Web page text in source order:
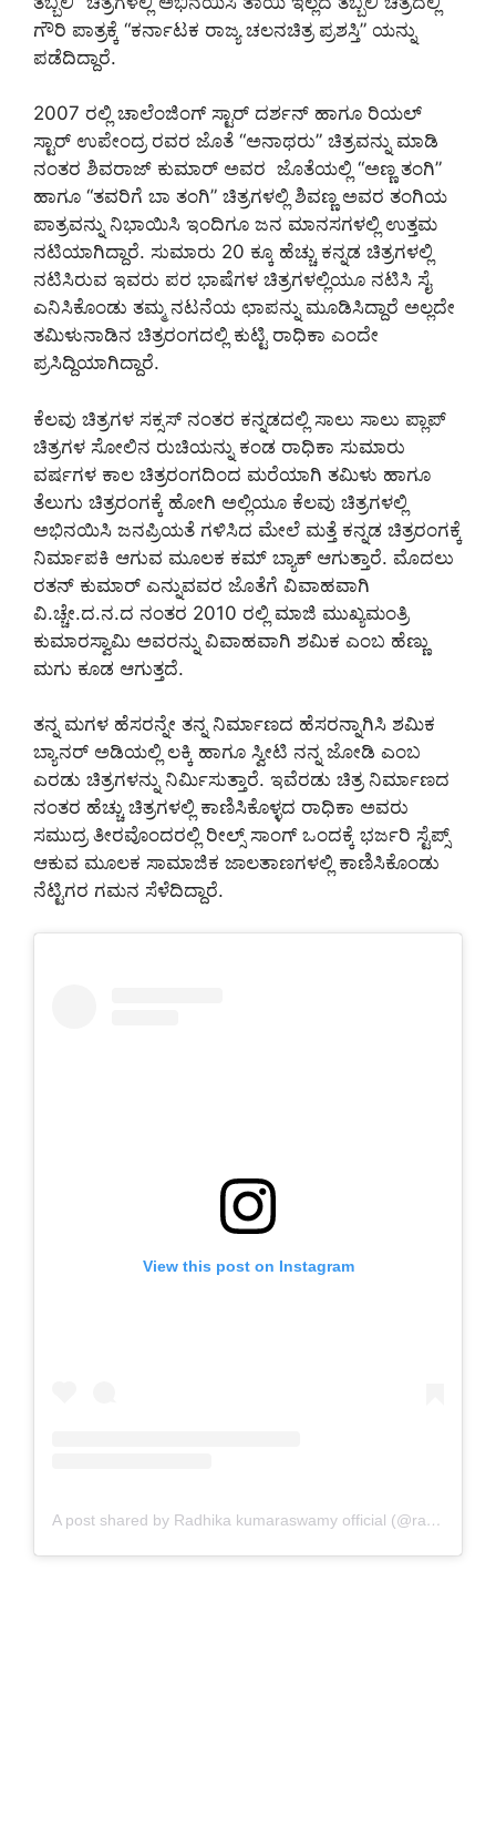
ಗೌರಿ ಪಾತ್ರಕ್ಕೆ “ಕರ್ನಾಟಕ ರಾಜ್ಯ ಚಲನಚಿತ್ರ ಪ್ರಶಸ್ತಿ” ಯನ್ನು
ಪಡೆದಿದ್ದಾರೆ.
2007 ರಲ್ಲಿ ಚಾಲೆಂಜಿಂಗ್ ಸ್ಟಾರ್ ದರ್ಶನ್ ಹಾಗೂ ರಿಯಲ್
ಸ್ಟಾರ್ ಉಪೇಂದ್ರ ರವರ ಜೊತೆ “ಅನಾಥರು” ಚಿತ್ರವನ್ನು ಮಾಡಿ
ನಂತರ ಶಿವರಾಜ್ ಕುಮಾರ್ ಅವರ ಜೊತೆಯಲ್ಲಿ “ಅಣ್ಣ ತಂಗಿ”
ಹಾಗೂ “ತವರಿಗೆ ಬಾ ತಂಗಿ” ಚಿತ್ರಗಳಲ್ಲಿ ಶಿವಣ್ಣ ಅವರ ತಂಗಿಯ
ಪಾತ್ರವನ್ನು ನಿಭಾಯಿಸಿ ಇಂದಿಗೂ ಜನ ಮಾನಸಗಳಲ್ಲಿ ಉತ್ತಮ
ನಟಿಯಾಗಿದ್ದಾರೆ. ಸುಮಾರು 20 ಕ್ಕೂ ಹೆಚ್ಚು ಕನ್ನಡ ಚಿತ್ರಗಳಲ್ಲಿ
ನಟಿಸಿರುವ ಇವರು ಪರ ಭಾಷೆಗಳ ಚಿತ್ರಗಳಲ್ಲಿಯೂ ನಟಿಸಿ ಸೈ
ಎನಿಸಿಕೊಂಡು ತಮ್ಮ ನಟನೆಯ ಛಾಪನ್ನು ಮೂಡಿಸಿದ್ದಾರೆ ಅಲ್ಲದೇ
ತಮಿಳುನಾಡಿನ ಚಿತ್ರರಂಗದಲ್ಲಿ ಕುಟ್ಟಿ ರಾಧಿಕಾ ಎಂದೇ
ಪ್ರಸಿದ್ದಿಯಾಗಿದ್ದಾರೆ.
ಕೆಲವು ಚಿತ್ರಗಳ ಸಕ್ಸಸ್ ನಂತರ ಕನ್ನಡದಲ್ಲಿ ಸಾಲು ಸಾಲು ಪ್ಲಾಪ್
ಚಿತ್ರಗಳ ಸೋಲಿನ ರುಚಿಯನ್ನು ಕಂಡ ರಾಧಿಕಾ ಸುಮಾರು
ವರ್ಷಗಳ ಕಾಲ ಚಿತ್ರರಂಗದಿಂದ ಮರೆಯಾಗಿ ತಮಿಳು ಹಾಗೂ
ತೆಲುಗು ಚಿತ್ರರಂಗಕ್ಕೆ ಹೋಗಿ ಅಲ್ಲಿಯೂ ಕೆಲವು ಚಿತ್ರಗಳಲ್ಲಿ
ಅಭಿನಯಿಸಿ ಜನಪ್ರಿಯತೆ ಗಳಿಸಿದ ಮೇಲೆ ಮತ್ತೆ ಕನ್ನಡ ಚಿತ್ರರಂಗಕ್ಕೆ
ನಿರ್ಮಾಪಕಿ ಆಗುವ ಮೂಲಕ ಕಮ್ ಬ್ಯಾಕ್ ಆಗುತ್ತಾರೆ. ಮೊದಲು
ರತನ್ ಕುಮಾರ್ ಎನ್ನುವವರ ಜೊತೆಗೆ ವಿವಾಹವಾಗಿ
ವಿ.ಚ್ಚೇ.ದ.ನ.ದ ನಂತರ 2010 ರಲ್ಲಿ ಮಾಜಿ ಮುಖ್ಯಮಂತ್ರಿ
ಕುಮಾರಸ್ವಾಮಿ ಅವರನ್ನು ವಿವಾಹವಾಗಿ ಶಮಿಕ ಎಂಬ ಹೆಣ್ಣು
ಮಗು ಕೂಡ ಆಗುತ್ತದೆ.
ತನ್ನ ಮಗಳ ಹೆಸರನ್ನೇ ತನ್ನ ನಿರ್ಮಾಣದ ಹೆಸರನ್ನಾಗಿಸಿ ಶಮಿಕ
ಬ್ಯಾನರ್ ಅಡಿಯಲ್ಲಿ ಲಕ್ಕಿ ಹಾಗೂ ಸ್ವೀಟಿ ನನ್ನ ಜೋಡಿ ಎಂಬ
ಎರಡು ಚಿತ್ರಗಳನ್ನು ನಿರ್ಮಿಸುತ್ತಾರೆ. ಇವೆರಡು ಚಿತ್ರ ನಿರ್ಮಾಣದ
ನಂತರ ಹೆಚ್ಚು ಚಿತ್ರಗಳಲ್ಲಿ ಕಾಣಿಸಿಕೊಳ್ಳದ ರಾಧಿಕಾ ಅವರು
ಸಮುದ್ರ ತೀರವೊಂದರಲ್ಲಿ ರೀಲ್ಸ್ ಸಾಂಗ್ ಒಂದಕ್ಕೆ ಭರ್ಜರಿ ಸ್ಟೆಪ್ಸ್
ಆಕುವ ಮೂಲಕ ಸಾಮಾಜಿಕ ಜಾಲತಾಣಗಳಲ್ಲಿ ಕಾಣಿಸಿಕೊಂಡು
ನೆಟ್ಟಿಗರ ಗಮನ ಸೆಳೆದಿದ್ದಾರೆ.
View this post on Instagram
A post shared by Radhika kumaraswamy official (@radhika_kumarswamy)